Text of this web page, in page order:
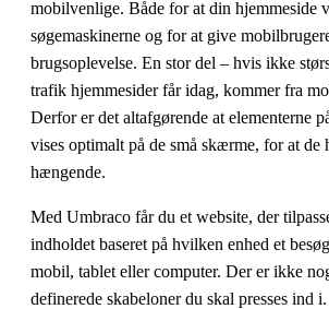
mobilvenlige. Både for at din hjemmeside
søgemaskinerne og for at give
brugsoplevelse. En stor del – hvis ikke
trafik hjemmesider får idag, kommer fra
Derfor er det altafgørende at elementerne
vises optimalt på de små skærme, for at de
hængende.
Med Umbraco får du et website, der
indholdet baseret på hvilken enhed et
mobil, tablet eller computer. Der er ikke
definerede skabeloner du skal presses ind